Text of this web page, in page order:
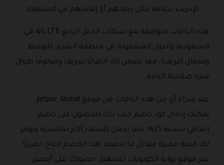
الإنترنت بكثافة خلال رحلاتهم أو إقامتهم في المنطقة.
هذه الباقات متوافقة مع شبكات الجيل الرابع 4G LTE في
السعودية والدول المشمولة في منطقة الشرق الأوسط
وشمال أفريقيا، مما يضمن لك اتصالًا سريعًا وموثوقًا طوال
فترة صلاحية الباقة.
عند شراء أي من هذه الباقات من موقع Jetpac Global،
يمكنك إدخال كود خصم جيت باك للحصول على خصم
إضافي بنسبة 15%، مما يجعل الأسعار أكثر تنافسية ويوفر
لك قيمة مميزة مقابل ما تدفعه. هذا الخصم متاح حصريًا
عبر موقع بوابة الكوبونات لتسهيل حصولك على أفضل